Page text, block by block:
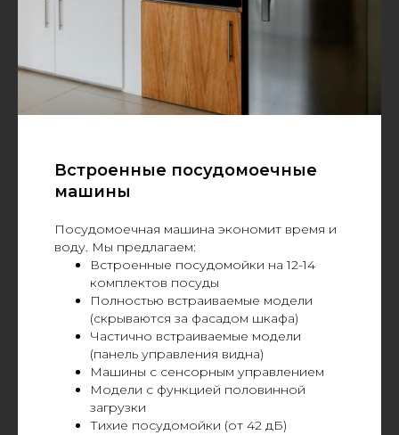
Встроенные посудомоечные
машины
Посудомоечная машина экономит время и
воду. Мы предлагаем:
Встроенные посудомойки на 12-14
комплектов посуды
Полностью встраиваемые модели
(скрываются за фасадом шкафа)
Частично встраиваемые модели
(панель управления видна)
Машины с сенсорным управлением
Модели с функцией половинной
загрузки
Тихие посудомойки (от 42 дБ)